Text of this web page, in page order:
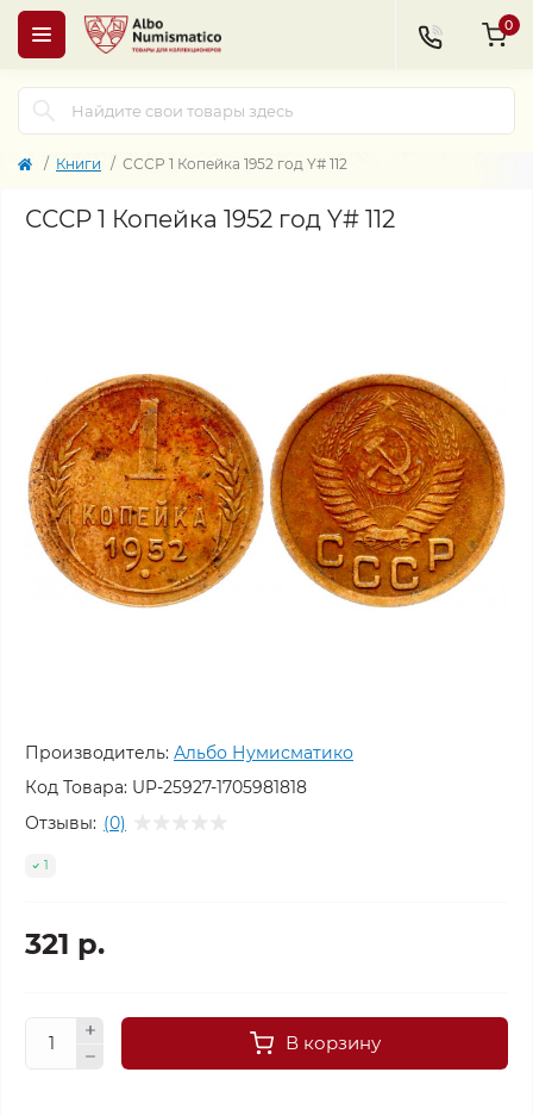
0
Книги СССР 1 Копейка 1952 год Y# 112
СССР 1 Копейка 1952 год Y# 112
Производитель: Альбо Нумисматико
Код Товара: UP-25927-1705981818
Отзывы: (0)
1
321 р.
В корзину